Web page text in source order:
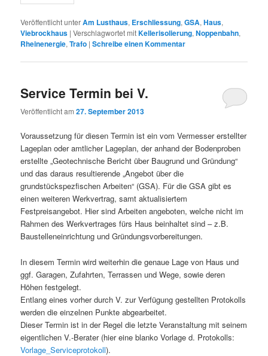
Veröffentlicht unterAm Lusthaus, Erschliessung,GSA,Haus,
Viebrockhaus |Verschlagwortet mitKellerisolierung,Noppenbahn,
Rheinenergie,Trafo |Schreibe einen Kommentar
Service Termin bei V.
Veröffentlicht am27. September 2013
Voraussetzung für diesen Termin ist ein vom Vermesser erstellter
Lageplan oder amtlicher Lageplan, der anhand der Bodenproben
erstellte „Geotechnische Bericht über Baugrund und Gründung“
und das daraus resultierende „Angebot über die
grundstückspezfischen Arbeiten“ (GSA). Für die GSA gibt es
einen weiteren Werkvertrag, samt aktualisiertem
Festpreisangebot. Hier sind Arbeiten angeboten, welche nicht im
Rahmen des Werkvertrages fürs Haus beinhaltet sind – z.B.
Baustelleneinrichtung und Gründungsvorbereitungen.
In diesem Termin wird weiterhin die genaue Lage von Haus und
ggf. Garagen, Zufahrten, Terrassen und Wege, sowie deren
Höhen festgelegt.
Entlang eines vorher durch V. zur Verfügung gestellten Protokolls
werden die einzelnen Punkte abgearbeitet.
Dieser Termin ist in der Regel die letzte Veranstaltung mit seinem
eigentlichen V.-Berater (hier eine blanko Vorlage d. Protokolls:
Vorlage_Serviceprotokoll).